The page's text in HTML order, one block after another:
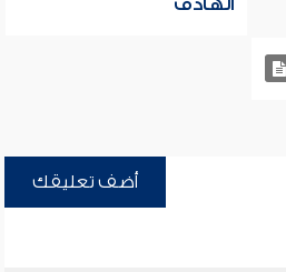
الهادف
أضف تعليقك